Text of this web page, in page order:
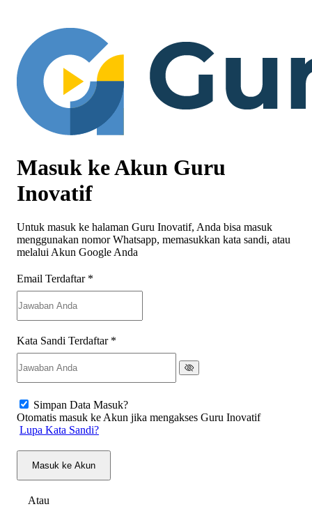
Masuk ke Akun Guru
Inovatif
Untuk masuk ke halaman Guru Inovatif, Anda bisa masuk
menggunakan nomor Whatsapp, memasukkan kata sandi, atau
melalui Akun Google Anda
Email Terdaftar *
Kata Sandi Terdaftar *
Simpan Data Masuk?
Otomatis masuk ke Akun jika mengakses Guru Inovatif
Lupa Kata Sandi?
Masuk ke Akun
Atau